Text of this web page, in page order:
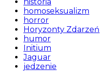
homoseksualizm
horror
Horyzonty Zdarzeń
humor
Initium
Jaguar
jedzenie